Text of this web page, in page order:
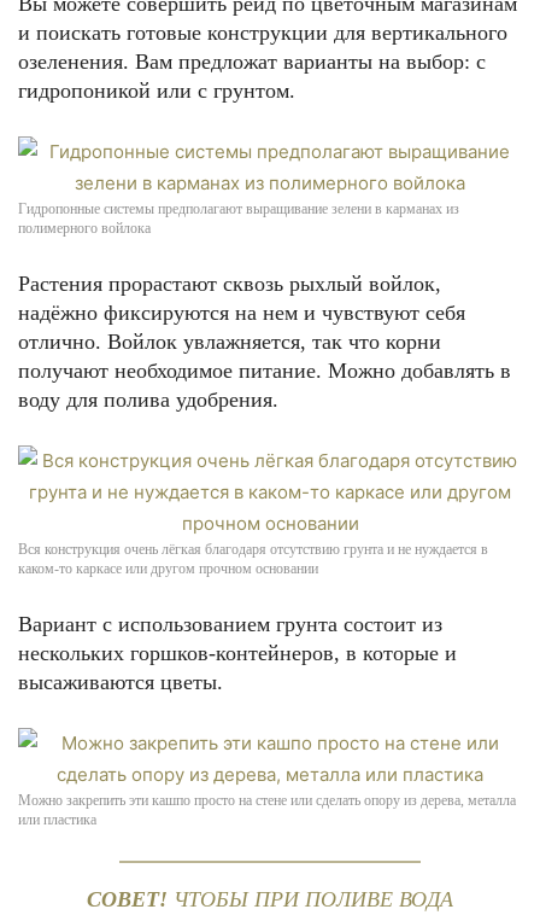
и поискать готовые конструкции для вертикального
озеленения. Вам предложат варианты на выбор: с
гидропоникой или с грунтом.
Гидропонные системы предполагают выращивание зелени в карманах из
полимерного войлока
Растения прорастают сквозь рыхлый войлок,
надёжно фиксируются на нем и чувствуют себя
отлично. Войлок увлажняется, так что корни
получают необходимое питание. Можно добавлять в
воду для полива удобрения.
Вся конструкция очень лёгкая благодаря отсутствию грунта и не нуждается в
каком-то каркасе или другом прочном основании
Вариант с использованием грунта состоит из
нескольких горшков-контейнеров, в которые и
высаживаются цветы.
Можно закрепить эти кашпо просто на стене или сделать опору из дерева, металла
или пластика
СОВЕТ! ЧТОБЫ ПРИ ПОЛИВЕ ВОДА